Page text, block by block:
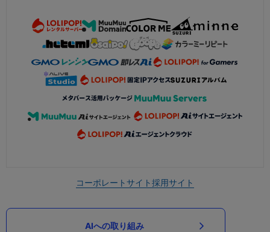
コーポレートサイト採用サイト
AIへの取り組み